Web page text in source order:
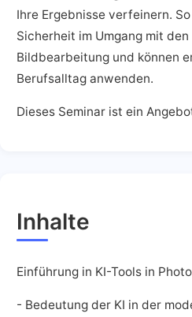
Ihre Ergebnisse verfeinern.
Sicherheit im Umgang mit
Bildbearbeitung und können
Berufsalltag anwenden.
Dieses Seminar ist ein
Inhalte
Einführung in KI-Tools in
- Bedeutung der KI in der